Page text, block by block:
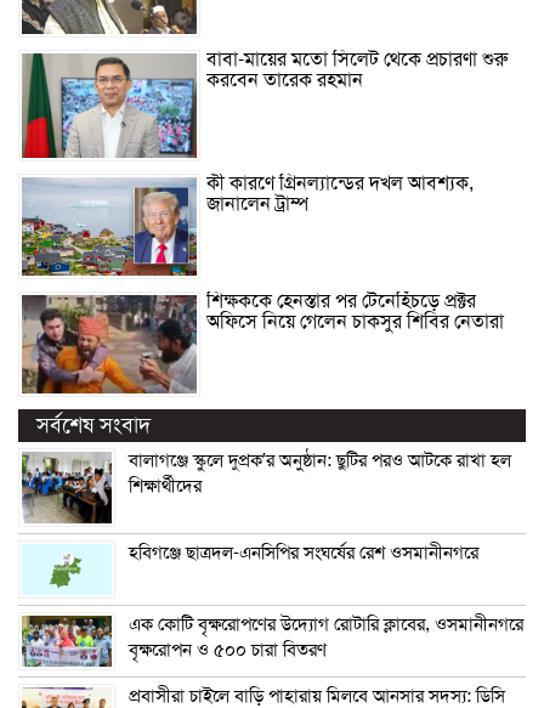
বাবা-মায়ের মতো সিলেট থেকে প্রচারণা শুরু
করবেন তারেক রহমান
কী কারণে গ্রিনল্যান্ডের দখল আবশ্যক,
জানালেন ট্রাম্প
শিক্ষককে হেনস্তার পর টেনেহিঁচড়ে প্রক্টর
অফিসে নিয়ে গেলেন চাকসুর শিবির নেতারা
সর্বশেষ সংবাদ
বালাগঞ্জে স্কুলে দুপ্রক’র অনুষ্ঠান: ছুটির পরও আটকে রাখা হল
শিক্ষার্থীদের
হবিগঞ্জে ছাত্রদল-এনসিপির সংঘর্ষের রেশ ওসমানীনগরে
এক কোটি বৃক্ষরোপণের উদ্যোগ রোটারি ক্লাবের, ওসমানীনগরে
বৃক্ষরোপন ও ৫০০ চারা বিতরণ
প্রবাসীরা চাইলে বাড়ি পাহারায় মিলবে আনসার সদস্য: ডিসি